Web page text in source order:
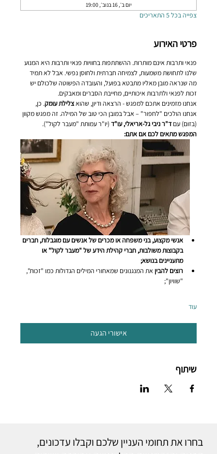
יום ב׳, 16 בנוב׳, 19:00
צפייה בכל 5 התאריכים
פרטי האירוע
פנאי ותרבות אינם מותרות. ההשתתפות בחוויות פנאי ותרבות היא המנוע
שלנו לתחושת משמעות, לצמיחה חברתית ולחוסן נפשי. אבל לא תמיד
מה שנראה מובן מאליו מתבטא בפועל, והעובדה הפשוטה שלכולם יש
זכות לפנאי ולתרבות איכותיים, מחייבת הסברים ומאבקים.
אנחנו מזמינים אתכם למפגש - הרצאה ודיון, שהוא צלילת עומק. כן,
אנחנו הולכים "לחפור" – אבל במובן הכי טוב של המילה. זה מפגש מקוון
(בזום) עם ד"ר ניבי גל-אריאלי, עו"ד (יו"ר עמותת "מעבר לקול").
המפגש מתאים לכם אם אתם:
אנשי מקצוע, בני משפחה או מכרים של אנשים עם מוגבלות, חברים
בקבוצות משולבות, חברי קהילת הידע של "מעבר לקול" או
מתעניינים בנושא;
רוצים להבין את המנגנונים שמאחורי המילים הגדולות כמו "זכות",
"שוויון";
עוד
אישורי הגעה
שיתוף
בחרו את תחומי העניין שלכם וקבלו עדכונים,